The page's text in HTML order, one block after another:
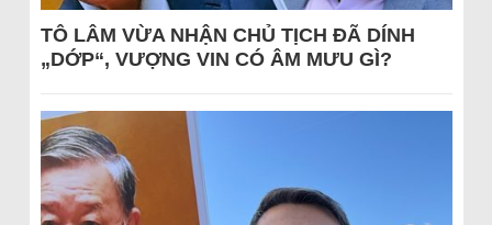
TÔ LÂM VỪA NHẬN CHỦ TỊCH ĐÃ DÍNH
„DỚP“, VƯỢNG VIN CÓ ÂM MƯU GÌ?